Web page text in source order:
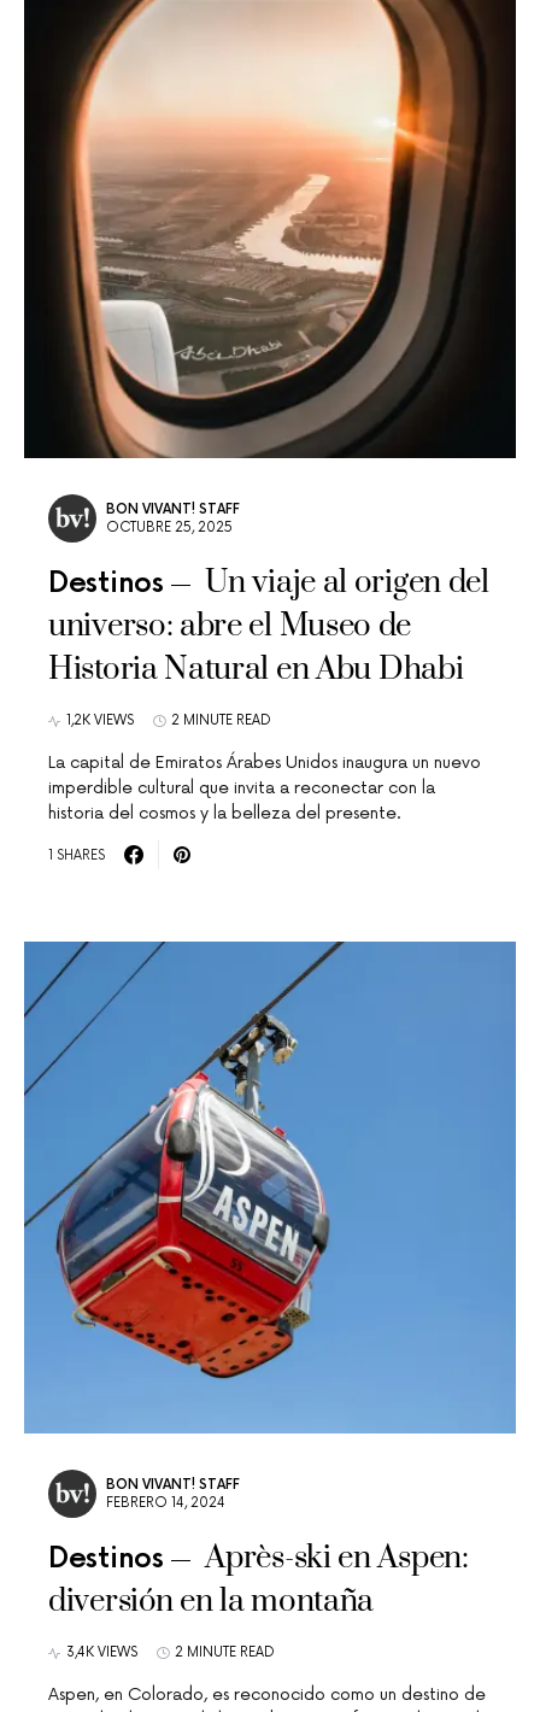
BON VIVANT! STAFF
OCTUBRE 25, 2025
Destinos
Un viaje al origen del
universo: abre el Museo de
Historia Natural en Abu Dhabi
1,2K VIEWS 2 MINUTE READ
La capital de Emiratos Árabes Unidos inaugura un nuevo
imperdible cultural que invita a reconectar con la
historia del cosmos y la belleza del presente.
1 SHARES
BON VIVANT! STAFF
FEBRERO 14, 2024
Destinos
Après-ski en Aspen:
diversión en la montaña
3,4K VIEWS 2 MINUTE READ
Aspen, en Colorado, es reconocido como un destino de